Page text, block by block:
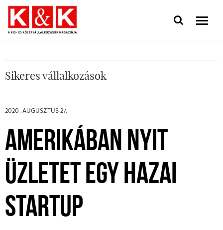
Sikeres vállalkozások
2020. AUGUSZTUS 27.
AMERIKÁBAN NYIT
ÜZLETET EGY HAZAI
STARTUP